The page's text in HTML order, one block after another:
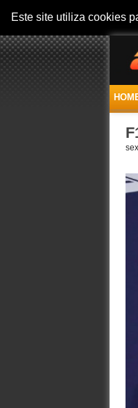
Este site utiliza cookies